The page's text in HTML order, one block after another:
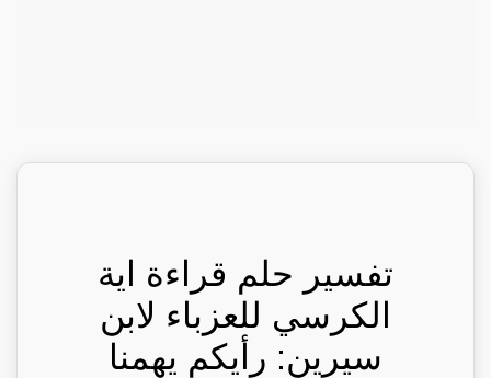
تفسير حلم قراءة اية
الكرسي للعزباء لابن
سيرين: رأيكم يهمنا